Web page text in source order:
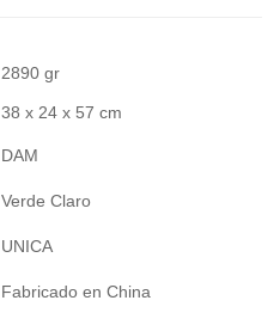
2890 gr
38 x 24 x 57 cm
DAM
Verde Claro
UNICA
Fabricado en China